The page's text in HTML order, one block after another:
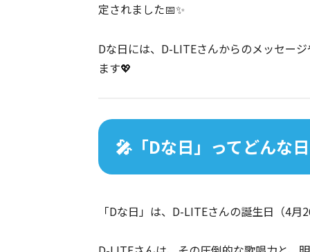
定されました📅✨
Dな日には、D-LITEさんからのメッセー
ます💖
🎤「Dな日」ってどんな
「Dな日」は、D-LITEさんの誕生日（4